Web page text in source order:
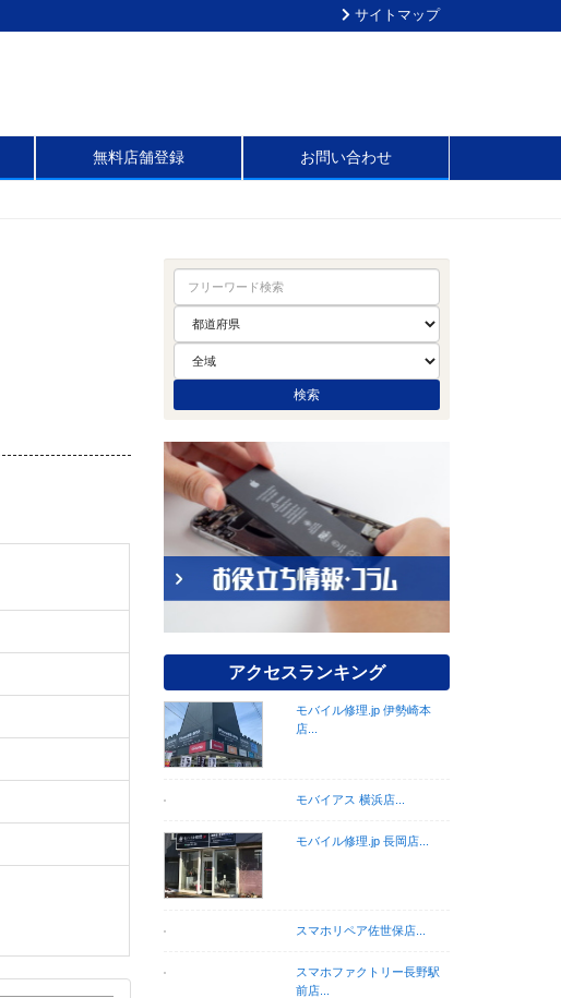
サイトマップ
無料店舗登録 お問い合わせ
アクセスランキング
モバイル修理.jp 伊勢崎本
店...
モバイアス 横浜店...
モバイル修理.jp 長岡店...
スマホリペア佐世保店...
スマホファクトリー長野駅
前店...